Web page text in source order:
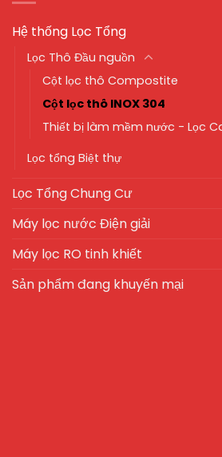
Hệ thống Lọc Tổng
Lọc Thô Đầu nguồn
Cột lọc thô Compostite
Cột lọc thô INOX 304
Thiết bị làm mềm nước - Lọc
Lọc tổng Biệt thự
Lọc Tổng Chung Cư
Máy lọc nước Điện giải
Máy lọc RO tinh khiết
Sản phẩm đang khuyến mại